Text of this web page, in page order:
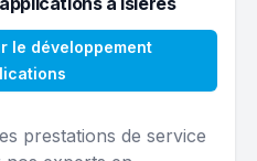
le développement
prestations de service